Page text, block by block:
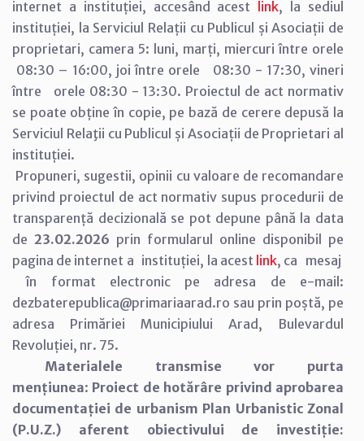
internet a instituției, accesând acest link, la sediul
instituției, la Serviciul Relații cu Publicul și Asociații de
proprietari, camera 5: luni, marți, miercuri între orele
08:30 – 16:00, joi între orele 08:30 - 17:30, vineri
între orele 08:30 - 13:30. Proiectul de act normativ
se poate obține în copie, pe bază de cerere depusă la
Serviciul Relaţii cu Publicul și Asociații de Proprietari al
instituției.
Propuneri, sugestii, opinii cu valoare de recomandare
privind proiectul de act normativ supus procedurii de
transparență decizională se pot depune până la data
de 23.02.2026 prin formularul online disponibil pe
pagina de internet a instituției, la acest link, ca mesaj
în format electronic pe adresa de e-mail:
dezbaterepublica@primariaarad.ro sau prin poștă, pe
adresa Primăriei Municipiului Arad, Bulevardul
Revoluției, nr. 75.
Materialele transmise vor purta
mențiunea: Proiect de hotărâre privind aprobarea
documentației de urbanism Plan Urbanistic Zonal
(P.U.Z.) aferent obiectivului de investiție: